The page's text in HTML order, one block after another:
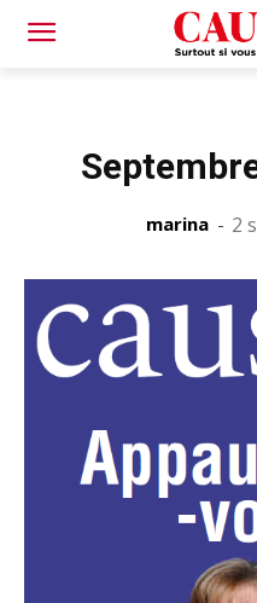
marina - 2